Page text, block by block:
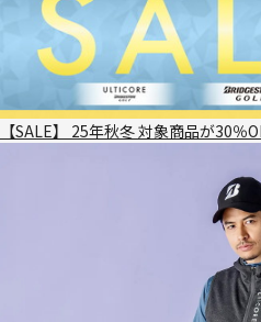
【SALE】 25年秋冬 対象商品が30％